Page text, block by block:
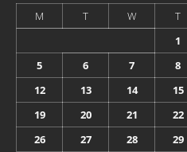
M
T W T
1
5
6 7 8
12
13 14 15
19
20 21 22
26
27 28
29